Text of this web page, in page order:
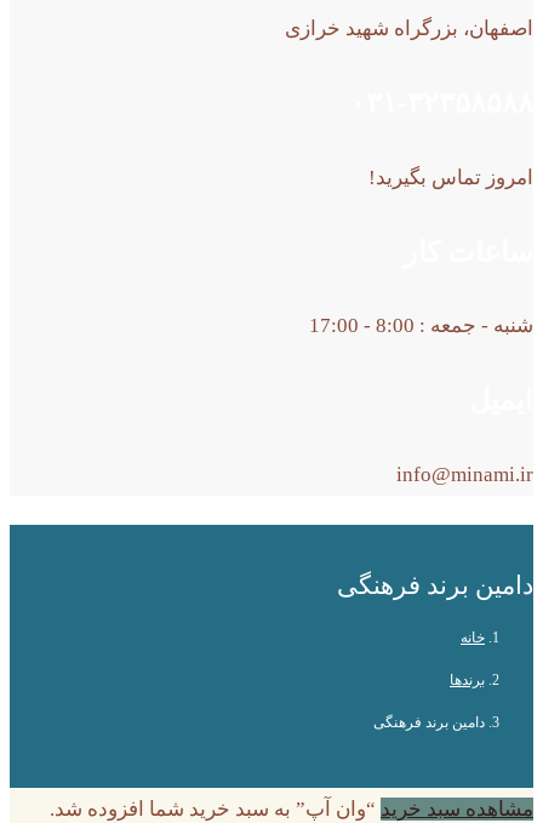
اصفهان، بزرگراه شهید خرازی
امروز تماس بگیرید!
شنبه - جمعه : 8:00 - 17:00
info@minami.ir
دامین برند فرهنگی
خانه
برندها
دامین برند فرهنگی
مشاهده سبد خرید “وان آپ” به سبد خرید شما افزوده شد.